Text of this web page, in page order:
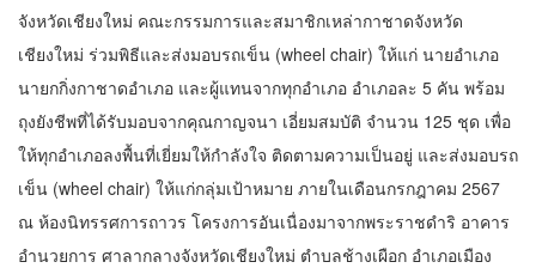
จังหวัดเชียงใหม่ คณะกรรมการและสมาชิกเหล่ากาชาดจังหวัด
เชียงใหม่ ร่วมพิธีและส่งมอบรถเข็น (wheel chair) ให้แก่ นายอำเภอ
นายกกิ่งกาชาดอำเภอ และผู้แทนจากทุกอำเภอ อำเภอละ 5 คัน พร้อม
ถุงยังชีพที่ได้รับมอบจากคุณกาญจนา เอี่ยมสมบัติ จำนวน 125 ชุด เพื่อ
ให้ทุกอำเภอลงพื้นที่เยี่ยมให้กำลังใจ ติดตามความเป็นอยู่ และส่งมอบรถ
เข็น (wheel chair) ให้แก่กลุ่มเป้าหมาย ภายในเดือนกรกฎาคม 2567
ณ ห้องนิทรรศการถาวร โครงการอันเนื่องมาจากพระราชดำริ อาคาร
อำนวยการ ศาลากลางจังหวัดเชียงใหม่ ตำบลช้างเผือก อำเภอเมือง